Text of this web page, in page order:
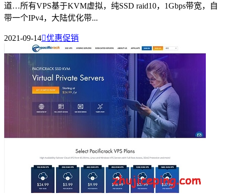
道…所有VPS基于KVM虚拟，纯SSD raid10，1Gbps带宽，自
带一个IPv4，大陆优化带...
2021-09-14优惠促销